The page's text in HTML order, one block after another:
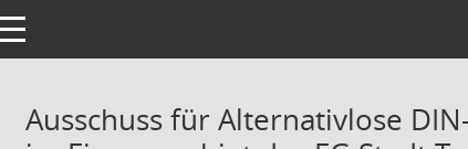
navigation
Ausschuss für Alternativlose